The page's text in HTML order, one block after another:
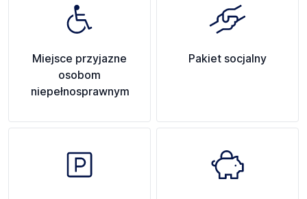
Miejsce przyjazne
osobom
niepełnosprawnym
Pakiet socjalny